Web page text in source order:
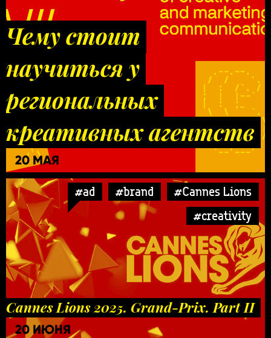
Чему стоит
научиться у
региональных
креативных агентств
20 МАЯ
#ad #brand
#Cannes Lions
#creativity
Cannes Lions 2025. Grand-Prix. Part II
20 ИЮНЯ